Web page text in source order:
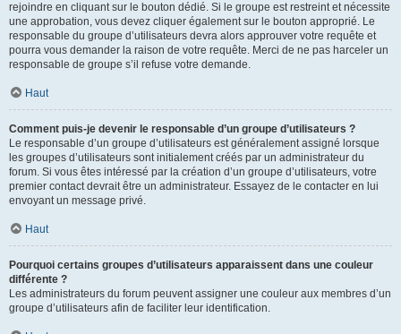
rejoindre en cliquant sur le bouton dédié. Si le groupe est restreint et nécessite
une approbation, vous devez cliquer également sur le bouton approprié. Le
responsable du groupe d’utilisateurs devra alors approuver votre requête et
pourra vous demander la raison de votre requête. Merci de ne pas harceler un
responsable de groupe s’il refuse votre demande.
Haut
Comment puis-je devenir le responsable d’un groupe d’utilisateurs ?
Le responsable d’un groupe d’utilisateurs est généralement assigné lorsque
les groupes d’utilisateurs sont initialement créés par un administrateur du
forum. Si vous êtes intéressé par la création d’un groupe d’utilisateurs, votre
premier contact devrait être un administrateur. Essayez de le contacter en lui
envoyant un message privé.
Haut
Pourquoi certains groupes d’utilisateurs apparaissent dans une couleur
différente ?
Les administrateurs du forum peuvent assigner une couleur aux membres d’un
groupe d’utilisateurs afin de faciliter leur identification.